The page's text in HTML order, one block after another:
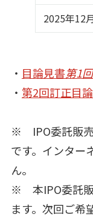
2025年12
・ 目論見書第1
・ 第2回訂正目
※ IPO委託販売
です。インター
ん。
※ 本IPO委託販
ます。次回ご希